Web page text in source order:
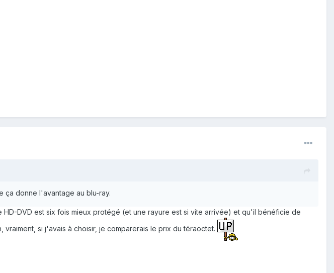
ça donne l'avantage au blu-ray.
DVD est six fois mieux protégé (et une rayure est si vite arrivée) et qu'il bénéficie de
si j'avais à choisir, je comparerais le prix du téraoctet.